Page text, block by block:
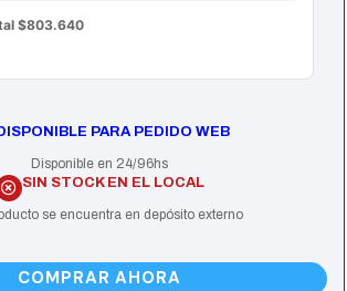
$803.640
PARA PEDIDO WEB
Disponible en 24/96hs
SIN STOCK EN EL LOCAL
se encuentra en depósito externo
COMPRAR AHORA